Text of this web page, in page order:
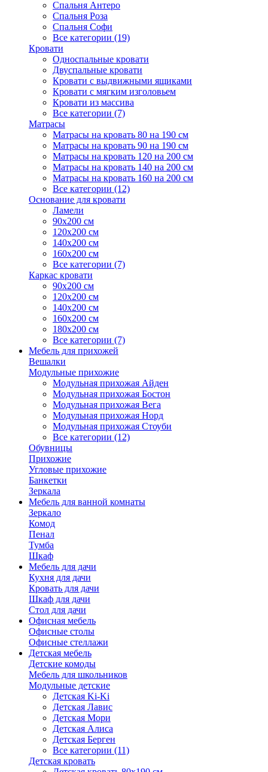
Спальня Антеро
Спальня Роза
Спальня Софи
Все категории (19)
Кровати
Односпальные кровати
Двуспальные кровати
Кровати с выдвижными ящиками
Кровати с мягким изголовьем
Кровати из массива
Все категории (7)
Матрасы
Матрасы на кровать 80 на 190 см
Матрасы на кровать 90 на 190 см
Матрасы на кровать 120 на 200 см
Матрасы на кровать 140 на 200 см
Матрасы на кровать 160 на 200 см
Все категории (12)
Основание для кровати
Ламели
90х200 см
120х200 см
140х200 см
160х200 см
Все категории (7)
Каркас кровати
90х200 см
120х200 см
140х200 см
160х200 см
180х200 см
Все категории (7)
Мебель для прихожей
Вешалки
Модульные прихожие
Модульная прихожая Айден
Модульная прихожая Бостон
Модульная прихожая Вега
Модульная прихожая Норд
Модульная прихожая Стоуби
Все категории (12)
Обувницы
Прихожие
Угловые прихожие
Банкетки
Зеркала
Мебель для ванной комнаты
Зеркало
Комод
Пенал
Тумба
Шкаф
Мебель для дачи
Кухня для дачи
Кровать для дачи
Шкаф для дачи
Стол для дачи
Офисная мебель
Офисные столы
Офисные стеллажи
Детская мебель
Детские комоды
Мебель для школьников
Модульные детские
Детская Ki-Ki
Детская Лавис
Детская Мори
Детская Алиса
Детская Берген
Все категории (11)
Детская кровать